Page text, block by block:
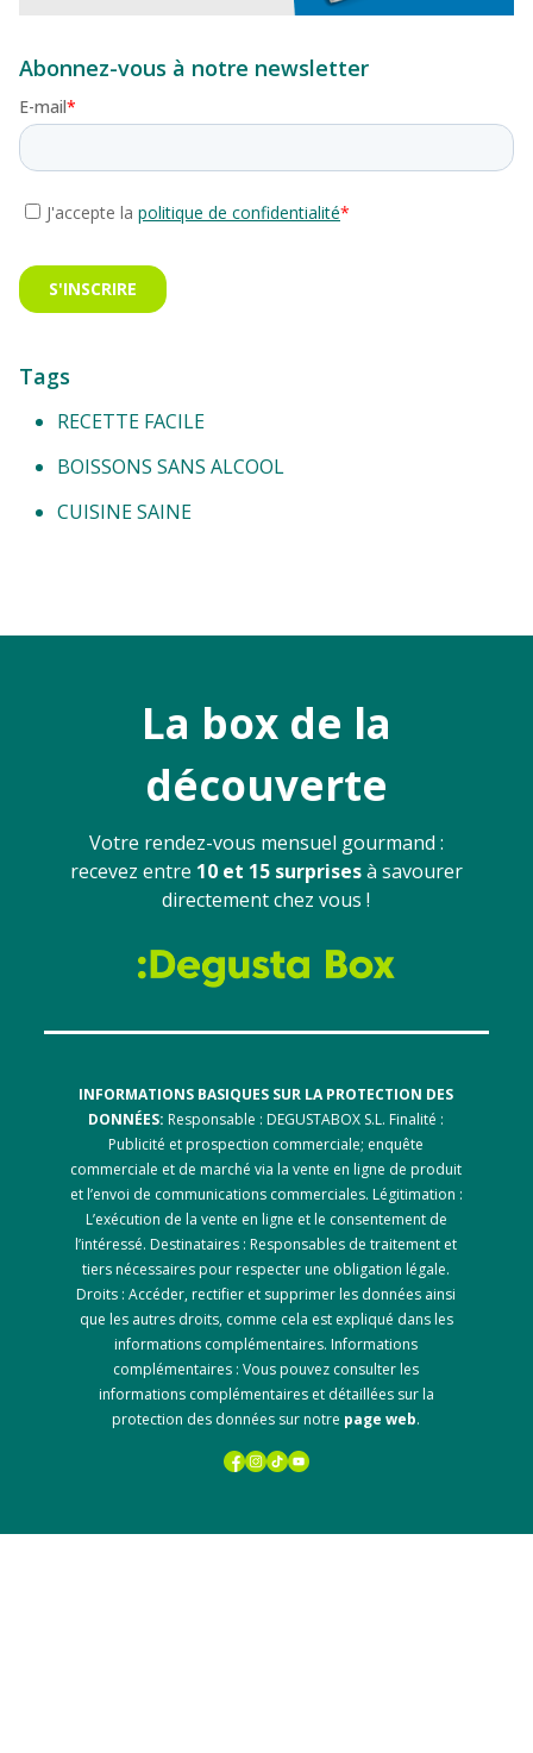
Abonnez-vous à notre newsletter
Tags
RECETTE FACILE
BOISSONS SANS ALCOOL
CUISINE SAINE
La box de la
découverte
Votre rendez-vous mensuel gourmand :
recevez entre 10 et 15 surprisesà savourer
directement chez vous !
INFORMATIONS BASIQUES SUR LA PROTECTION DES
DONNÉES: Responsable : DEGUSTABOX S.L. Finalité :
Publicité et prospection commerciale; enquête
commerciale et de marché via la vente en ligne de produit
et l’envoi de communications commerciales. Légitimation :
L’exécution de la vente en ligne et le consentement de
l’intéressé. Destinataires : Responsables de traitement et
tiers nécessaires pour respecter une obligation légale.
Droits : Accéder, rectifier et supprimer les données ainsi
que les autres droits, comme cela est expliqué dans les
informations complémentaires. Informations
complémentaires : Vous pouvez consulter les
informations complémentaires et détaillées sur la
protection des données sur notre page web.